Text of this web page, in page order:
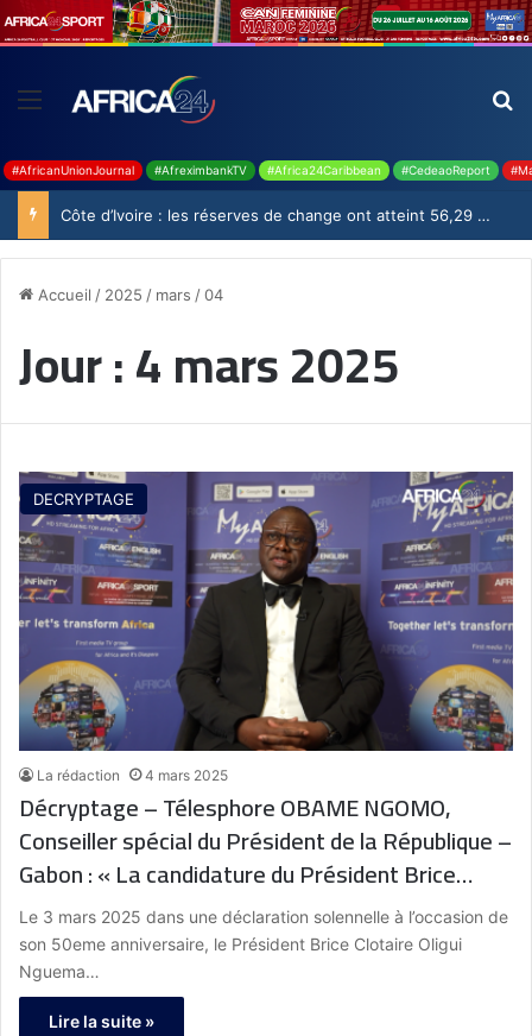
#AfricanUnionJournal #AfreximbankTV #Africa24Caribbean #CedeaoReport
Côte d’Ivoire : les réserves de change ont atteint 56,29 milliards USD en juillet
Accueil / 2025 / mars /04
Jour :4 mars 2025
DECRYPTAGE
La rédaction 4 mars 2025
Décryptage – Télesphore OBAME NGOMO,
Conseiller spécial du Président de la République –
Gabon : « La candidature du Président Brice
Clotaire Oligui Nguema était très attendue par la
population, qui souhaite le voir poursuivre ce qu’il
a commencé »
Le 3 mars 2025 dans une déclaration solennelle à l’occasion de
son 50eme anniversaire, le Président Brice Clotaire Oligui
Nguema…
Lire la suite »